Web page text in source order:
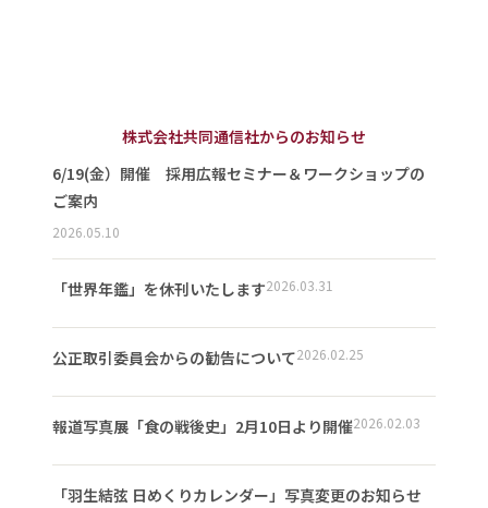
株式会社共同通信社からのお知らせ
6/19(金）開催 採用広報セミナー＆ワークショップの
ご案内
2026.05.10
「世界年鑑」を休刊いたします2026.03.31
公正取引委員会からの勧告について2026.02.25
報道写真展「食の戦後史」2月10日より開催2026.02.03
「羽生結弦 日めくりカレンダー」写真変更のお知らせ